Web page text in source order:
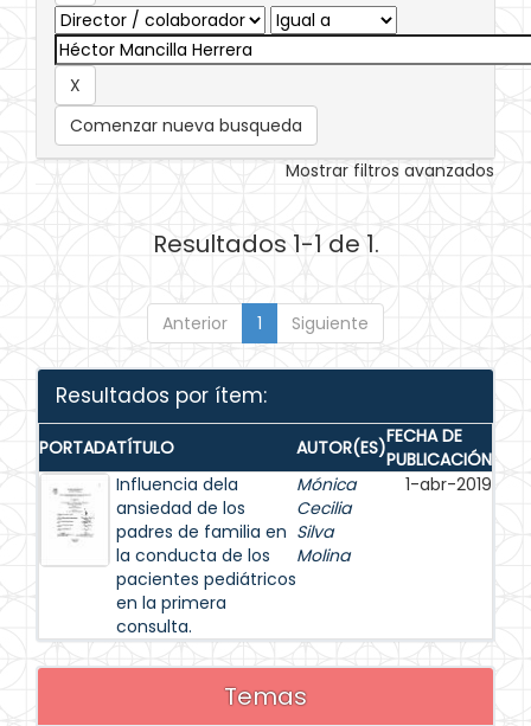
Comenzar nueva busqueda
Mostrar filtros avanzados
Resultados 1-1 de 1.
Anterior 1 Siguiente
Resultados por ítem:
PORTADATÍTULO AUTOR(ES)FECHA DE
PUBLICACIÓN
Influencia dela
ansiedad de los
padres de familia en
la conducta de los
pacientes pediátricos
en la primera
consulta.
Mónica
Cecilia
Silva
Molina
1-abr-2019
Temas